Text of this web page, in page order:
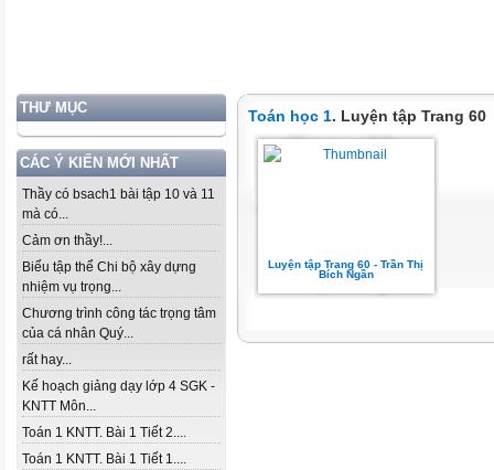
THƯ MỤC
CÁC Ý KIẾN MỚI NHẤT
Thầy có bsach1 bài tập 10 và 11
mà có...
Cảm ơn thầy!...
Biểu tập thể Chi bộ xây dựng
nhiệm vụ trọng...
Chương trình công tác trọng tâm
của cá nhân Quý...
rất hay...
Kế hoạch giảng dạy lớp 4 SGK -
KNTT Môn...
Toán 1 KNTT. Bài 1 Tiết 2....
Toán 1 KNTT. Bài 1 Tiết 1....
Toán học 1. Luyện tập Trang 60
Luyện tập Trang 60 - Trần Thị
Bích Ngần